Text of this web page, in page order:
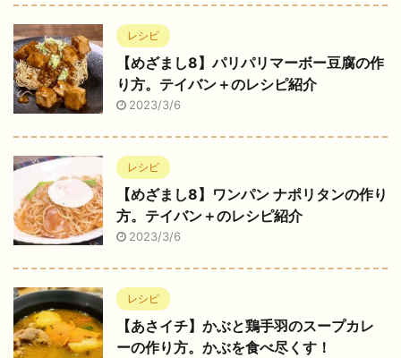
レシピ
【めざまし8】パリパリマーボー豆腐の作
り方。テイバン＋のレシピ紹介
2023/3/6
レシピ
【めざまし8】ワンパン ナポリタンの作り
方。テイバン＋のレシピ紹介
2023/3/6
レシピ
【あさイチ】かぶと鶏手羽のスープカレ
ーの作り方。かぶを食べ尽くす！